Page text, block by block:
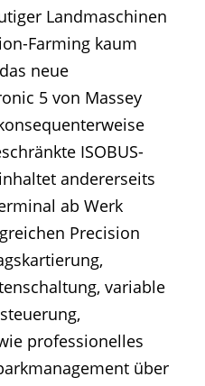
Landmaschinen
Farming kaum
neue
5 von Massey
ISOBUS-
andererseits
ab Werk
Precision
variable
professionelles
über